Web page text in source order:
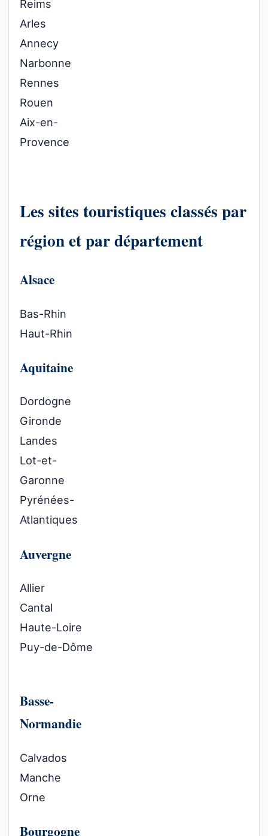
Reims
Arles
Annecy
Narbonne
Rennes
Rouen
Aix-en-
Provence
Les sites touristiques classés par
région et par département
Alsace
Bas-Rhin
Haut-Rhin
Aquitaine
Dordogne
Gironde
Landes
Lot-et-
Garonne
Pyrénées-
Atlantiques
Auvergne
Allier
Cantal
Haute-Loire
Puy-de-Dôme
Basse-
Normandie
Calvados
Manche
Orne
Bourgogne